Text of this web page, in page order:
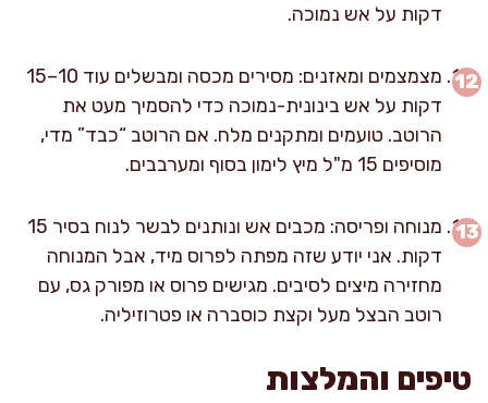
דקות על אש נמוכה.
מצמצמים ומאזנים: מסירים מכסה ומבשלים עוד 10–15
דקות על אש בינונית-נמוכה כדי להסמיך מעט את
הרוטב. טועמים ומתקנים מלח. אם הרוטב “כבד” מדי,
מוסיפים 15 מ"ל מיץ לימון בסוף ומערבבים.
מנוחה ופריסה: מכבים אש ונותנים לבשר לנוח בסיר 15
דקות. אני יודע שזה מפתה לפרוס מיד, אבל המנוחה
מחזירה מיצים לסיבים. מגישים פרוס או מפורק גס, עם
רוטב הבצל מעל וקצת כוסברה או פטרוזיליה.
טיפים והמלצות